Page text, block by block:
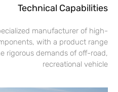
Technical Capabilities
manufacturer of high-
with a product range
rigorous demands of off-road,
recreational vehicle